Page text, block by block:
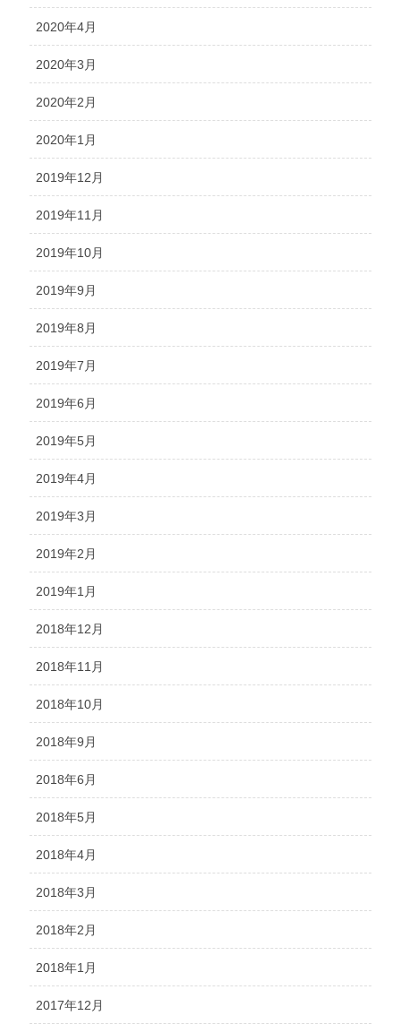
2020年4月
2020年3月
2020年2月
2020年1月
2019年12月
2019年11月
2019年10月
2019年9月
2019年8月
2019年7月
2019年6月
2019年5月
2019年4月
2019年3月
2019年2月
2019年1月
2018年12月
2018年11月
2018年10月
2018年9月
2018年6月
2018年5月
2018年4月
2018年3月
2018年2月
2018年1月
2017年12月